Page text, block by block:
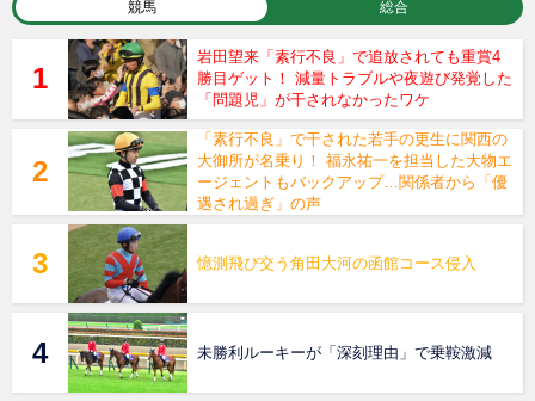
競馬 総合
岩田望来「素行不良」で追放されても重賞4
勝目ゲット！ 減量トラブルや夜遊び発覚した
「問題児」が干されなかったワケ
「素行不良」で干された若手の更生に関西の
大御所が名乗り！ 福永祐一を担当した大物エ
ージェントもバックアップ…関係者から「優
遇され過ぎ」の声
憶測飛び交う角田大河の函館コース侵入
未勝利ルーキーが「深刻理由」で乗鞍激減